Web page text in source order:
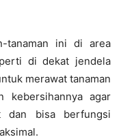
tanaman ini di area
di dekat jendela
merawat tanaman
kebersihannya agar
dan bisa berfungsi